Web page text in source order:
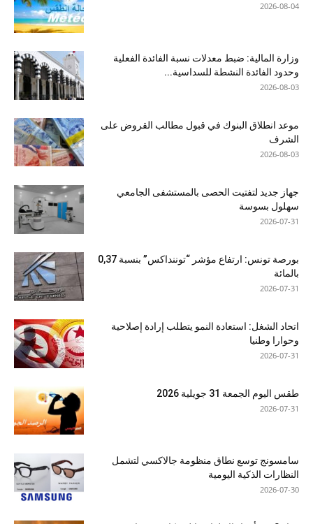
2026-08-04
وزارة المالية: ضبط معدلات نسبة الفائدة الفعلية
وحدود الفائدة النشطة للسداسية...
2026-08-03
موعد انطلاق البنوك في قبول مطالب القروض على
الشرف
2026-08-03
جهاز جديد لتفتيت الحصى بالمستشفى الجامعي
سهلول بسوسة
2026-07-31
بورصة تونس: ارتفاع مؤشر “توننداكس” بنسبة 0,37
بالمائة
2026-07-31
اتحاد الشغل: استعادة النمو يتطلب إرادة إصلاحية
وحوارا وطنيا
2026-07-31
طقس اليوم الجمعة 31 جويلية 2026
2026-07-31
سامسونج توسع نطاق منظومة جالاكسي لتشمل
النظارات الذكية اليومية
2026-07-30